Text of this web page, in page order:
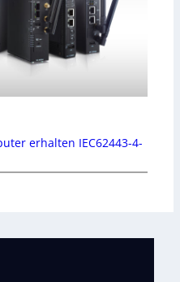
erhalten IEC62443-4-